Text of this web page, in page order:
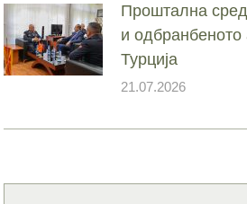
Проштална
и
Турција
21.07.2026